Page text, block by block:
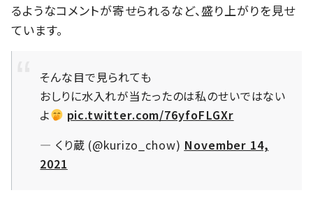
るようなコメントが寄せられるなど、盛り上がりを見せ
ています。
そんな目で見られても
おしりに水入れが当たったのは私のせいではない
よ
pic.twitter.com/76yfoFLGXr
— くり蔵 (@kurizo_chow) November 14,
2021